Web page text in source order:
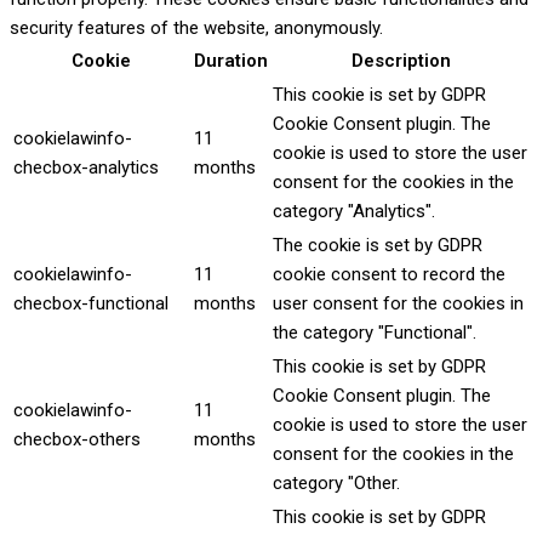
security features of the website, anonymously.
Cookie
Duration Description
cookielawinfo-
checbox-analytics
11
months
This cookie is set by GDPR
Cookie Consent plugin. The
cookie is used to store the user
consent for the cookies in the
category "Analytics".
cookielawinfo-
checbox-functional
11
months
The cookie is set by GDPR
cookie consent to record the
user consent for the cookies in
the category "Functional".
cookielawinfo-
checbox-others
11
months
This cookie is set by GDPR
Cookie Consent plugin. The
cookie is used to store the user
consent for the cookies in the
category "Other.
This cookie is set by GDPR